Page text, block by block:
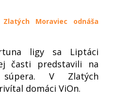
Moraviec odnáša
ligy sa Liptáci
časti predstavili na
V Zlatých
domáci ViOn.